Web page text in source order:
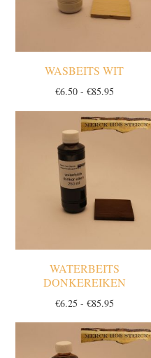
WASBEITS WIT
€6.50 - €85.95Prijsklasse:
tot
WATERBEITS
DONKEREIKEN
€6.25 - €85.95Prijsklasse:
tot